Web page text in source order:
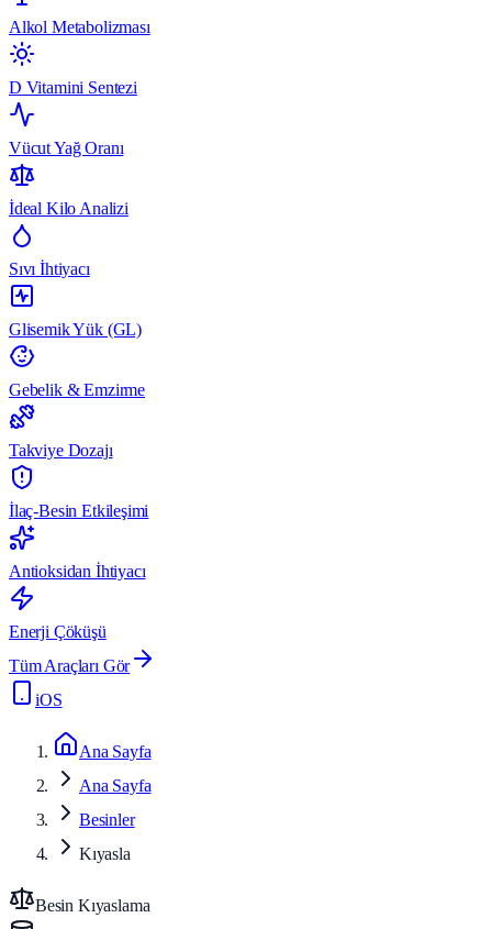
Alkol Metabolizması
D Vitamini Sentezi
Vücut Yağ Oranı
İdeal Kilo Analizi
Sıvı İhtiyacı
Glisemik Yük (GL)
Gebelik & Emzirme
Takviye Dozajı
İlaç-Besin Etkileşimi
Antioksidan İhtiyacı
Enerji Çöküşü
Tüm Araçları Gör
iOS
Ana Sayfa
Ana Sayfa
Besinler
Kıyasla
Besin Kıyaslama